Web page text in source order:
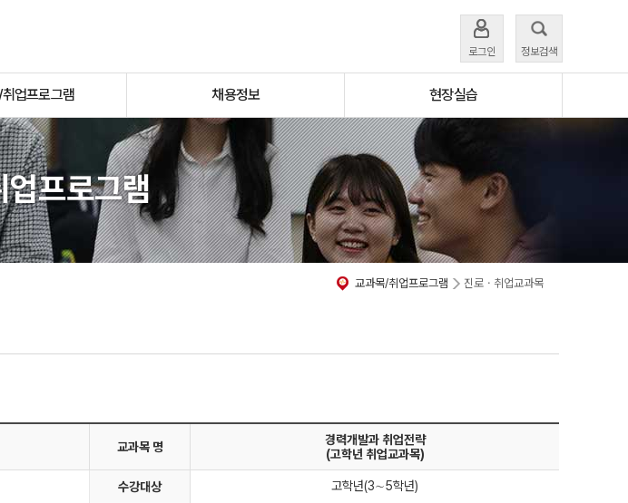
로그인 정보검색
업프로그램 채용정보 현장실습
프로그램
교과목/취업프로그램 진로ㆍ취업교과목
교과목 명
경력개발과 취업전략
(고학년 취업교과목)
수강대상 고학년(3∼5학년)